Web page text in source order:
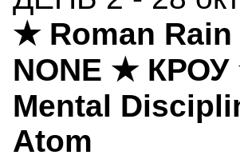
★ Roman
NONE ★
Mental
Atom